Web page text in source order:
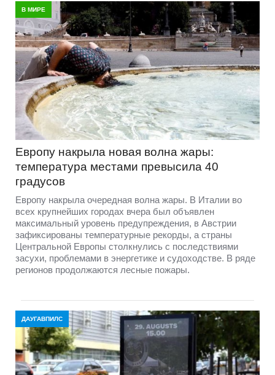
В МИРЕ
Европу накрыла новая волна жары:
температура местами превысила 40
градусов
Европу накрыла очередная волна жары. В Италии во
всех крупнейших городах вчера был объявлен
максимальный уровень предупреждения, в Австрии
зафиксированы температурные рекорды, а страны
Центральной Европы столкнулись с последствиями
засухи, проблемами в энергетике и судоходстве. В ряде
регионов продолжаются лесные пожары.
ДАУГАВПИЛС